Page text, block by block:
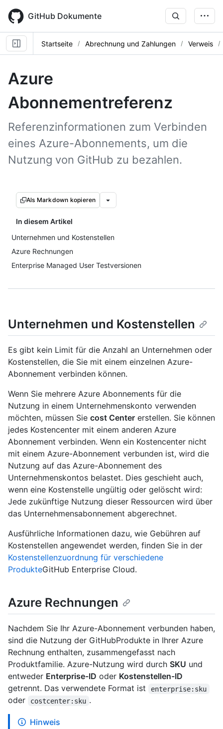
main
content
GitHub Dokumente
Startseite Abrechnung und Zahlungen Verweis
Azure
Abonnementreferenz
Referenzinformationen zum Verbinden
eines Azure-Abonnements, um die
Nutzung von GitHub zu bezahlen.
Als Markdown kopieren
In diesem Artikel
Unternehmen und Kostenstellen
Azure Rechnungen
Enterprise Managed User Testversionen
Unternehmen und Kostenstellen
Es gibt kein Limit für die Anzahl an Unternehmen oder
Kostenstellen, die Sie mit einem einzelnen Azure-
Abonnement verbinden können.
Wenn Sie mehrere Azure Abonnements für die
Nutzung in einem Unternehmenskonto verwenden
möchten, müssen Sie cost Center erstellen. Sie können
jedes Kostencenter mit einem anderen Azure
Abonnement verbinden. Wenn ein Kostencenter nicht
mit einem Azure-Abonnement verbunden ist, wird die
Nutzung auf das Azure-Abonnement des
Unternehmenskontos belastet. Dies geschieht auch,
wenn eine Kostenstelle ungültig oder gelöscht wird:
Jede zukünftige Nutzung dieser Ressourcen wird über
das Unternehmensabonnement abgerechnet.
Ausführliche Informationen dazu, wie Gebühren auf
Kostenstellen angewendet werden, finden Sie in der
Kostenstellenzuordnung für verschiedene
ProdukteGitHub Enterprise Cloud.
Azure Rechnungen
Nachdem Sie Ihr Azure-Abonnement verbunden haben,
sind die Nutzung der GitHubProdukte in Ihrer Azure
Rechnung enthalten, zusammengefasst nach
Produktfamilie. Azure-Nutzung wird durch SKU und
entweder Enterprise-ID oder Kostenstellen-ID
getrennt. Das verwendete Format ist
enterprise:sku
oder costcenter:sku .
Hinweis